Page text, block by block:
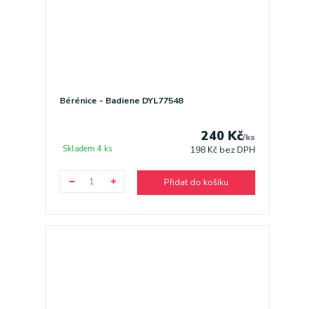
Bérénice - Badiene DYL77548
240 Kč/ks
198 Kč bez DPH
Skladem 4 ks
Přidat do košíku